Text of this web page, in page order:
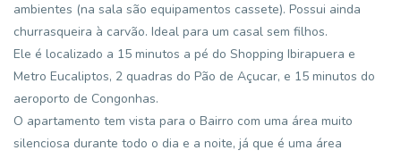
ambientes (na sala são equipamentos cassete). Possui ainda
churrasqueira à carvão. Ideal para um casal sem filhos.
Ele é localizado a 15 minutos a pé do Shopping Ibirapuera e
Metro Eucaliptos, 2 quadras do Pão de Açucar, e 15 minutos do
aeroporto de Congonhas.
O apartamento tem vista para o Bairro com uma área muito
silenciosa durante todo o dia e a noite, já que é uma área